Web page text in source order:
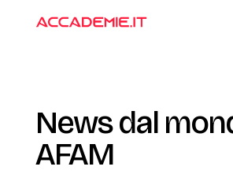
News dal
AFAM